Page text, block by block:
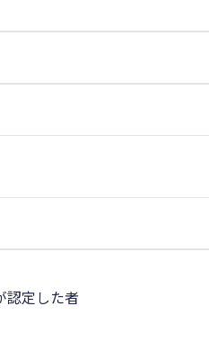
認定した者